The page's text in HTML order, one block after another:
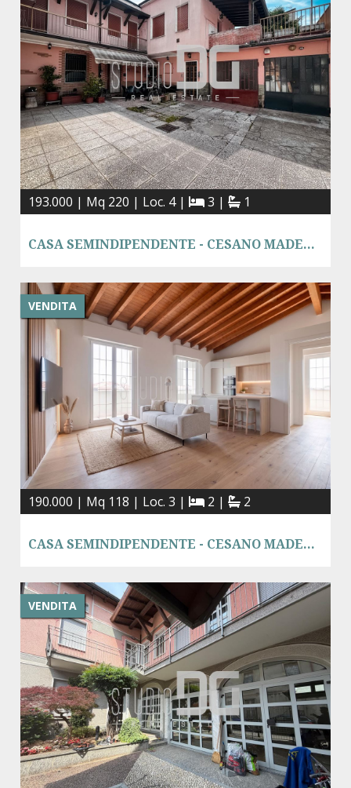
193.000 | Mq 220 | Loc. 4 | 3 | 1
CASA SEMINDIPENDENTE - CESANO MADERNO
VENDITA
190.000 | Mq 118 | Loc. 3 | 2 | 2
CASA SEMINDIPENDENTE - CESANO MADERNO
VENDITA